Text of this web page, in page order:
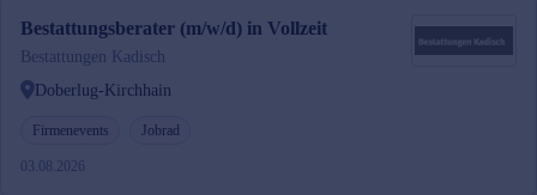
Bestattungsberater (m/w/d) in Vollzeit
Bestattungen Kadisch
Doberlug-Kirchhain
Firmenevents Jobrad
03.08.2026